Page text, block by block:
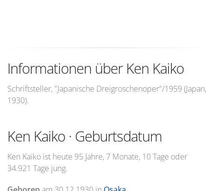
Informationen über Ken Kaiko
Schriftsteller, "Japanische Dreigroschenoper"/1959 (Japan,
1930).
Ken Kaiko · Geburtsdatum
Ken Kaiko ist heute 95 Jahre, 7 Monate, 10 Tage oder
34.921 Tage jung.